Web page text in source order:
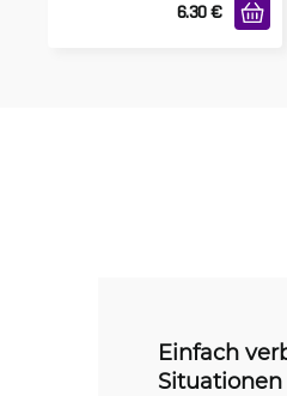
6.30 €
Einfach
Situationen